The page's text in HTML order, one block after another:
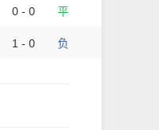
0 - 0 平
1 - 0 负